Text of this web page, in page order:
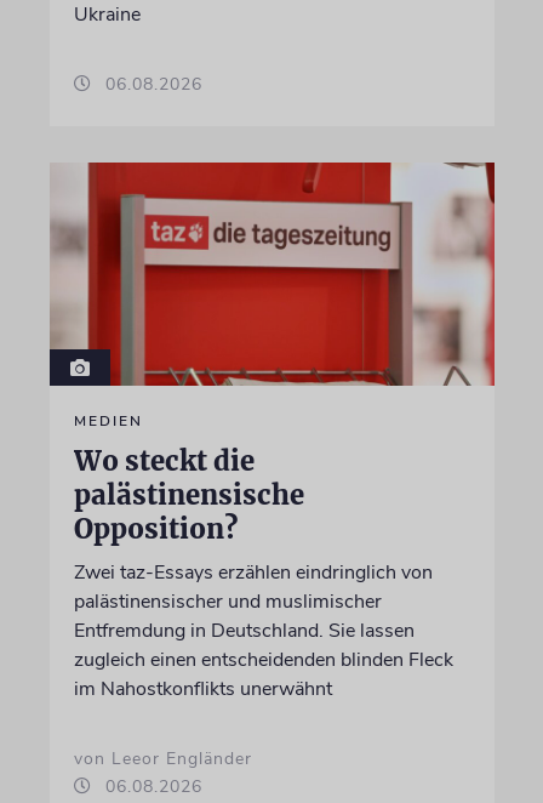
Ukraine
06.08.2026
MEDIEN
Wo steckt die
palästinensische
Opposition?
Zwei taz-Essays erzählen eindringlich von
palästinensischer und muslimischer
Entfremdung in Deutschland. Sie lassen
zugleich einen entscheidenden blinden Fleck
im Nahostkonflikts unerwähnt
von Leeor Engländer
06.08.2026